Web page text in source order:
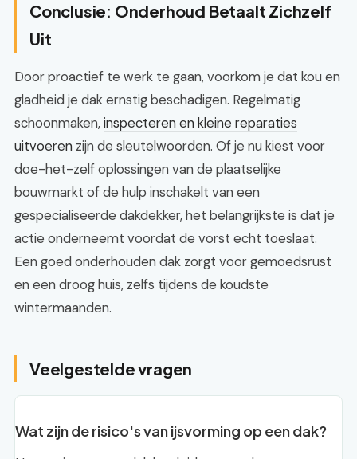
Conclusie: Onderhoud Betaalt Zichzelf
Uit
Door proactief te werk te gaan, voorkom je dat kou en
gladheid je dak ernstig beschadigen. Regelmatig
schoonmaken,inspecteren en kleine reparaties
uitvoeren zijn de sleutelwoorden. Of je nu kiest voor
doe-het-zelf oplossingen van de plaatselijke
bouwmarkt of de hulp inschakelt van een
gespecialiseerde dakdekker, het belangrijkste is dat je
actie onderneemt voordat de vorst echt toeslaat.
Een goed onderhouden dak zorgt voor gemoedsrust
en een droog huis, zelfs tijdens de koudste
wintermaanden.
Veelgestelde vragen
Wat zijn de risico's van ijsvorming op een dak?